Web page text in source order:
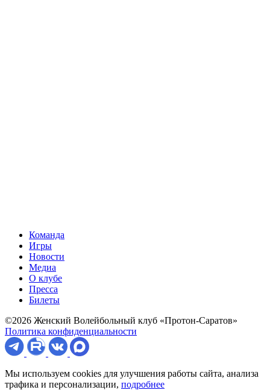
Команда
Игры
Новости
Медиа
О клубе
Пресса
Билеты
©2026 Женский Волейбольный клуб «Протон-Саратов»
Политика конфиденциальности
Мы используем cookies для улучшения работы сайта, анализа
трафика и персонализации, подробнее